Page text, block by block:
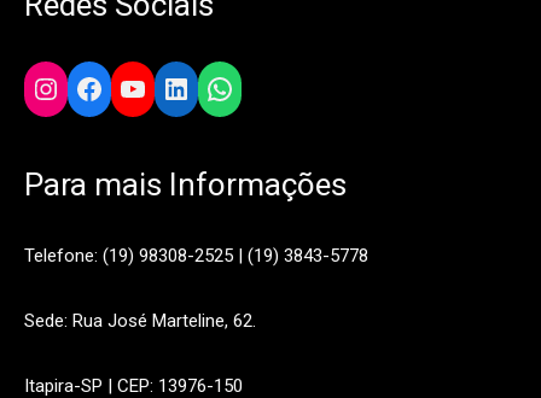
Instagram
Facebook
YouTube
LinkedIn
WhatsApp
Para mais Informações
Telefone: (19) 98308-2525 | (19) 3843-5778
Sede: Rua José Marteline, 62.
Itapira-SP | CEP: 13976-150